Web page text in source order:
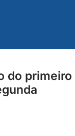
do primeiro